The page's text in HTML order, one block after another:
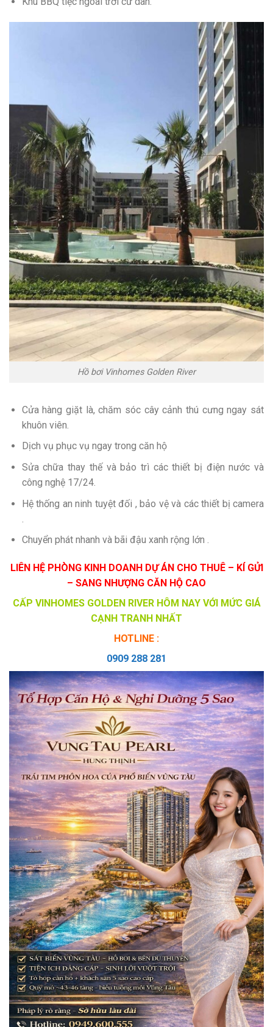
Hồ bơi Vinhomes Golden River
Cửa hàng giặt là, chăm sóc cây cảnh thú cưng ngay sát
khuôn viên.
Dịch vụ phục vụ ngay trong căn hộ
Sửa chữa thay thế và bảo trì các thiết bị điện nước và
công nghệ 17/24.
Hệ thống an ninh tuyệt đối , bảo vệ và các thiết bị camera
Chuyển phát nhanh và bãi đậu xanh rộng lớn .
LIÊN HỆ PHÒNG KINH DOANH DỰ ÁN CHO THUÊ – KÍ GỬI
– SANG NHƯỢNG CĂN HỘ CAO
CẤP VINHOMES GOLDEN RIVER HÔM NAY VỚI MỨC GIÁ
CẠNH TRANH NHẤT
HOTLINE :
0909 288 281